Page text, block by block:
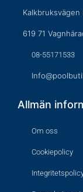
Kalkbruksvägen
619 71
08-55171533
Allmän
Om oss
Cookiepolicy